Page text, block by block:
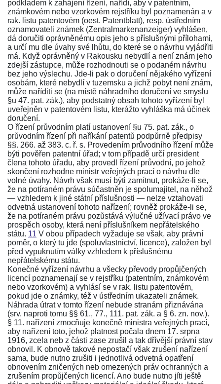
podkladem k zahájení řízení, nařídí, aby v patentním,
známkovém nebo vzorkovém rejstříku byl poznamenán a v
rak. listu patentovém (oest. Patentblatt), resp. ústředním
oznamovateli známek (Zentralmarkenanzeiger) vyhlášen,
dá doručiti oprávněnému opis jeho s příslušnými přílohami,
a určí mu dle úvahy své lhůtu, do které se o návrhu vyjádřiti
má. Když oprávněný v Rakousku nebydlí a není znám jeho
zdejší zástupce, může rozhodnouti se o podaném návrhu
bez jeho výslechu. Jde-li pak o doručení nějakého vyřízení
osobám, které nebydlí v tuzemsku a jichž pobyt není znám,
může naříditi se (na místě náhradního doručení ve smyslu
§u 47. pat. zák.), aby podstatný obsah tohoto vyřízení byl
uveřejněn v patentovém listu, kterážto vyhláška má účinek
doručení.
O řízení průvodním platí ustanovení §u 75. pat. zák., o
průvodním řízení při naříkání patentů podpůrně předpisy
§§. 266. až 383. c. ř. s. Provedením průvodního řízení může
býti pověřen patentní úřad; v tom případě určí president
člena tohoto úřadu, aby provedl řízení průvodní, po jehož
skončení rozhodne ministr veřejných prací o návrhu dle
volné úvahy. Návrh však musí býti zamítnut, prokáže-li se,
že na potíraném právu súčastněn je spolumajitel, na něhož
— vzhledem k jiné státní příslušnosti — nelze vztahovati
odvetná ustanovení tohoto nařízení; rovněž prokáže-li se,
že na potíraném právu pozůstává výlučné užívací právo ve
prospěch osoby, která není příslušníkem nepřátelského
státu. 11 V obou případech vyžaduje se však, aby právní
poměr, o který tu jde (spoluvlastnictví, licence), založen byl
před vypuknutím války vzhledem k příslušnému
nepřátelskému státu.
Konečné vyřízení návrhu a všecky převody propůjčených
licencí poznamenají se v rejstříku (patentním, známkovém
nebo vzorkovém) a vyhlásí se v rak. listu patentovém,
pokud jde o známky, též v ústředním ukazateli známek.
Náhrada útrat v tomto řízení nebude stranám přiznávána
(srv. naproti tomu §§ 61., 77., 111. pat. zák. a § 6. zn. nov.).
§ 11. nařízení zmocňuje konečně ministra veřejných prací,
aby nařízení toto, jehož platnost počala dnem 17. srpna
1916, zcela neb z části zase zrušil a tak dřívější právní stav
obnovil. K obnově takové nepostačí však zrušení nařízení
sama, bude nutno zrušiti i jednotlivá odvetná opatření
obnovením zničených neb omezených práv ochranných a
zrušením propůjčených licencí. Ano bude nutno jíti ještě